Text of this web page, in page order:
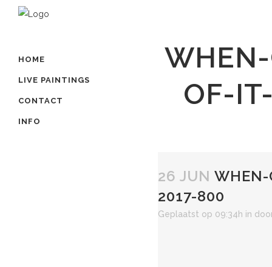
HOME
LIVE PAINTINGS
CONTACT
INFO
OF-
26 JUN WHEN-
2017-800
Geplaatst op 09:34h in